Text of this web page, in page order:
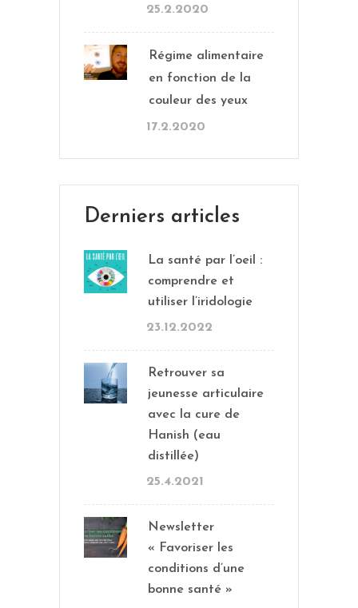
25.2.2020
Régime alimentaire
en fonction de la
couleur des yeux
17.2.2020
Derniers articles
La santé par l’oeil :
comprendre et
utiliser l’iridologie
23.12.2022
Retrouver sa
jeunesse articulaire
avec la cure de
Hanish (eau
distillée)
25.4.2021
Newsletter
« Favoriser les
conditions d’une
bonne santé »